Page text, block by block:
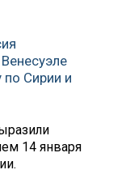
Сирии и
14 января